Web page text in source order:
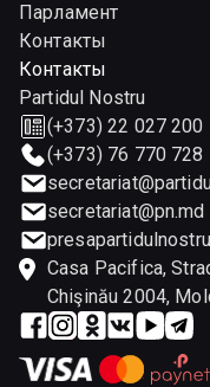
Парламент
Контакты
Контакты
Partidul Nostru
(+373) 22 027 200
(+373) 76 770 728
secretariat@pn.md
Casa Pacifica,
Chişinău 2004,